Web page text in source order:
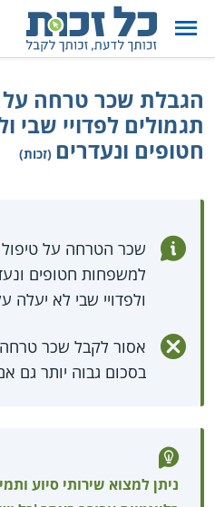
הגבלת שכר טרחה על
תגמולים לפדויי
חטופים ונעדרים (זכות)
שכר הטרחה על טיפול
ולפדויי שבי לא יעלה על
אסור לקבל שכר טרחה
בסכום גבוה יותר גם
ניתן למצוא שירותי סיוע